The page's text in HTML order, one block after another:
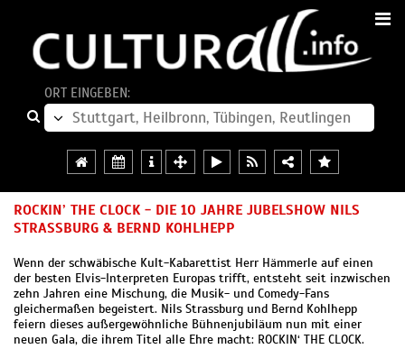
ORT EINGEBEN:
ROCKIN’ THE CLOCK - DIE 10 JAHRE JUBELSHOW NILS
STRASSBURG & BERND KOHLHEPP
Wenn der schwäbische Kult-Kabarettist Herr Hämmerle auf einen
der besten Elvis-Interpreten Europas trifft, entsteht seit inzwischen
zehn Jahren eine Mischung, die Musik- und Comedy-Fans
gleichermaßen begeistert. Nils Strassburg und Bernd Kohlhepp
feiern dieses außergewöhnliche Bühnenjubiläum nun mit einer
neuen Gala, die ihrem Titel alle Ehre macht: ROCKIN‘ THE CLOCK.